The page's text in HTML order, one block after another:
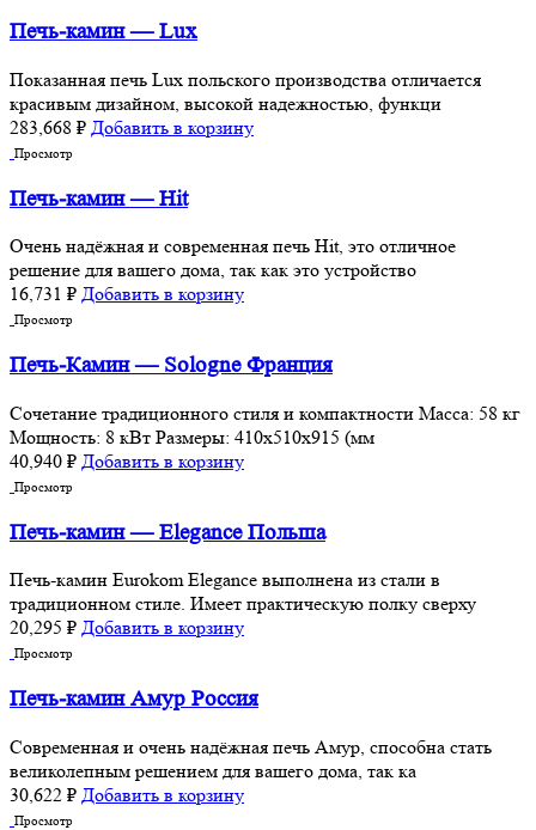
Печь-камин — Lux
Показанная печь Lux польского производства отличается
красивым дизайном, высокой надежностью, функци
283,668 ₽ Добавить в корзину
Просмотр
Печь-камин — Hit
Очень надёжная и современная печь Hit, это отличное
решение для вашего дома, так как это устройство
16,731 ₽ Добавить в корзину
Просмотр
Печь-Камин — Sologne Франция
Сочетание традиционного стиля и компактности Масса: 58 кг
Мощность: 8 кВт Размеры: 410x510x915 (мм
40,940 ₽ Добавить в корзину
Просмотр
Печь-камин — Elegance Польша
Печь-камин Eurokom Elegance выполнена из стали в
традиционном стиле. Имеет практическую полку сверху
20,295 ₽ Добавить в корзину
Просмотр
Печь-камин Амур Россия
Современная и очень надёжная печь Амур, способна стать
великолепным решением для вашего дома, так ка
30,622 ₽ Добавить в корзину
Просмотр